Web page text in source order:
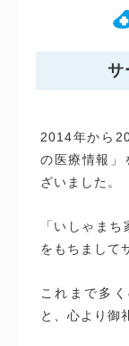
サ
2014年から
の医療情報」
ざいました。
「いしゃま
をもちまして
これまで多
と、心より御